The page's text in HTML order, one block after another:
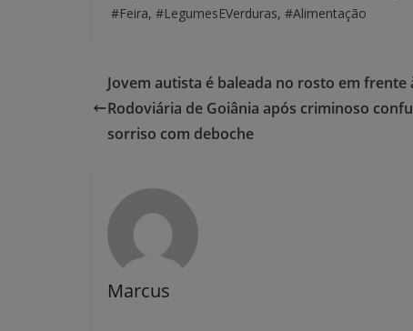
#Feira, #LegumesEVerduras, #Alimentação
Jovem autista é baleada no rosto em frente
Rodoviária de Goiânia após criminoso
sorriso com deboche
Marcus